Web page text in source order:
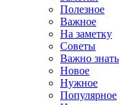
Полезное
Важное
На заметку
Советы
Важно знать
Новое
Нужное
Популярное